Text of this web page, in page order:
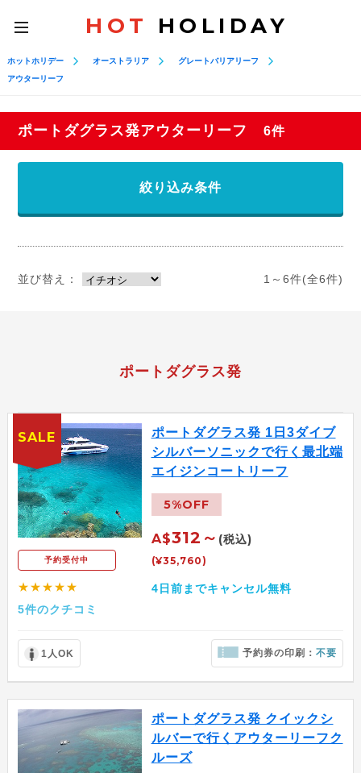
toggle
navigation
HOT HOLIDAY
ホットホリデー オーストラリア
グレートバリアリーフ
アウターリーフ
ポートダグラス発アウターリーフ 6件
絞り込み条件
並び替え： 1～6件(全6件)
ポートダグラス発
予約受付中
★★★★★
5件のクチコミ
ポートダグラス発 1日3ダイブ
シルバーソニックで行く最北端
エイジンコートリーフ
5%OFF
A$312～ (税込)
(¥35,760)
4日前までキャンセル無料
1人OK 予約券の印刷：不要
SALE
ポートダグラス発 クイックシ
ルバーで行くアウターリーフク
ルーズ